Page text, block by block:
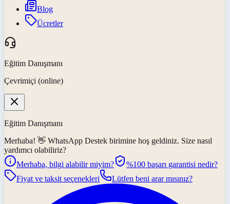
Blog
Ücretler
Eğitim Danışmanı
Çevrimiçi (online)
Eğitim Danışmanı
Merhaba! 👋 WhatsApp Destek birimine hoş geldiniz. Size nasıl
yardımcı olabiliriz?
Merhaba, bilgi alabilir miyim?
%100 başarı garantisi nedir?
Fiyat ve taksit seçenekleri
Lütfen beni arar mısınız?